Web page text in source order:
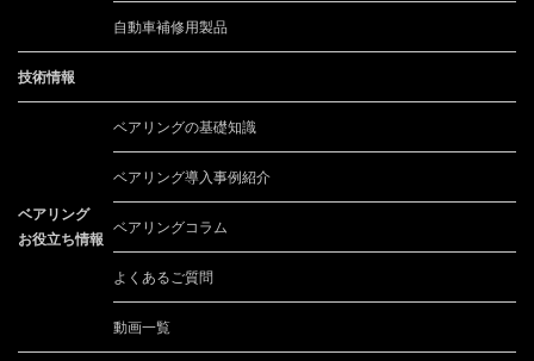
自動車補修用製品
技術情報
ベアリング
お役立ち情報
ベアリングの基礎知識
ベアリング導入事例紹介
ベアリングコラム
よくあるご質問
動画一覧